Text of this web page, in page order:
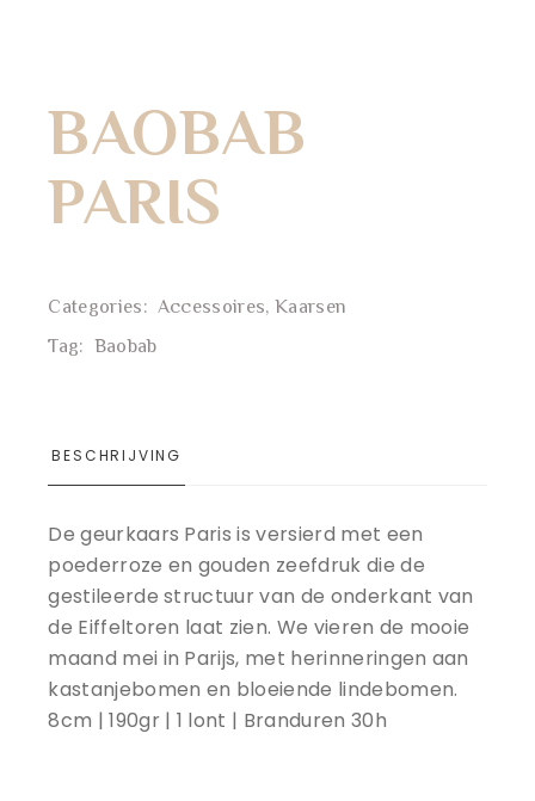
BAOBAB
PARIS
Categories: Accessoires,Kaarsen
Tag: Baobab
BESCHRIJVING
De geurkaars Paris is versierd met een
poederroze en gouden zeefdruk die de
gestileerde structuur van de onderkant van
de Eiffeltoren laat zien. We vieren de mooie
maand mei in Parijs, met herinneringen aan
kastanjebomen en bloeiende lindebomen.
8cm | 190gr | 1 lont | Branduren 30h